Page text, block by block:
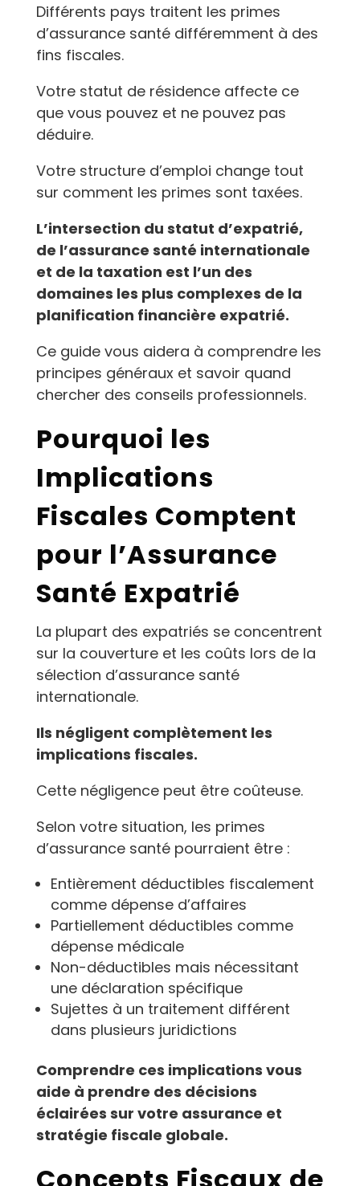
Différents pays traitent les primes
d’assurance santé différemment à des
fins fiscales.
Votre statut de résidence affecte ce
que vous pouvez et ne pouvez pas
déduire.
Votre structure d’emploi change tout
sur comment les primes sont taxées.
L’intersection du statut d’expatrié,
de l’assurance santé internationale
et de la taxation est l’un des
domaines les plus complexes de la
planification financière expatrié.
Ce guide vous aidera à comprendre les
principes généraux et savoir quand
chercher des conseils professionnels.
Pourquoi les
Implications
Fiscales Comptent
pour l’Assurance
Santé Expatrié
La plupart des expatriés se concentrent
sur la couverture et les coûts lors de la
sélection d’assurance santé
internationale.
Ils négligent complètement les
implications fiscales.
Cette négligence peut être coûteuse.
Selon votre situation, les primes
d’assurance santé pourraient être :
Entièrement déductibles fiscalement
comme dépense d’affaires
Partiellement déductibles comme
dépense médicale
Non-déductibles mais nécessitant
une déclaration spécifique
Sujettes à un traitement différent
dans plusieurs juridictions
Comprendre ces implications vous
aide à prendre des décisions
éclairées sur votre assurance et
stratégie fiscale globale.